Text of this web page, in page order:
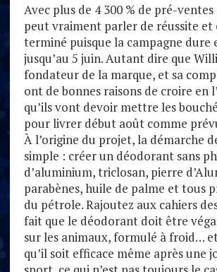
Avec plus de 4 300 % de pré-ventes
peut vraiment parler de réussite et
terminé puisque la campagne dure
jusqu’au 5 juin. Autant dire que
fondateur de la marque, et sa
ont de bonnes raisons de croire en
qu’ils vont devoir mettre les
pour livrer début août comme
À l’origine du projet, la démarche
simple : créer un déodorant sans
d’aluminium, triclosan, pierre
parabènes, huile de palme et tous
du pétrole. Rajoutez aux cahiers
fait que le déodorant doit être
sur les animaux, formulé à froid…
qu’il soit efficace même après une